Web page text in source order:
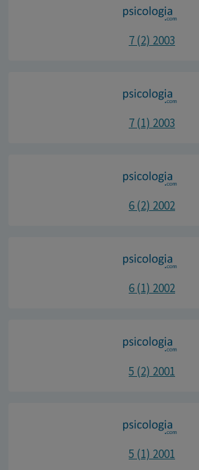
7 (2) 2003
7 (1) 2003
6 (2) 2002
6 (1) 2002
5 (2) 2001
5 (1) 2001